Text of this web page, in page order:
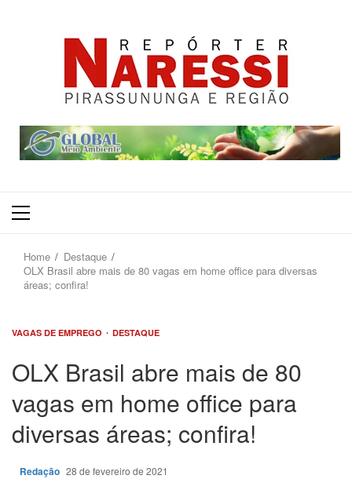
Primary
Home
Destaque
OLX Brasil abre mais de 80 vagas em home office para diversas
áreas; confira!
VAGAS DE EMPREGO DESTAQUE
OLX Brasil abre mais de 80
vagas em home office para
diversas áreas; confira!
Redação 28 de fevereiro de 2021